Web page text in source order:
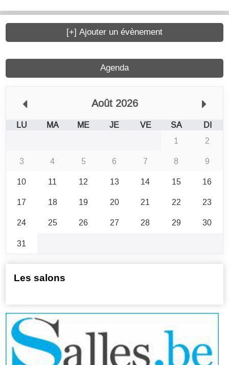
Agenda
Août 2026
LU MA ME JE VE SA
DI
1
2
3
4 5 6 7 8
9
10
11 12 13 14 15
16
17
18 19 20 21 22
23
24
25 26 27 28 29
30
31
[+] Ajouter un évènement
Les salons